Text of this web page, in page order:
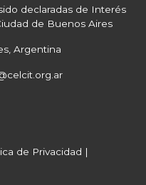
declaradas de Interés
de Buenos Aires
Argentina
de Privacidad |